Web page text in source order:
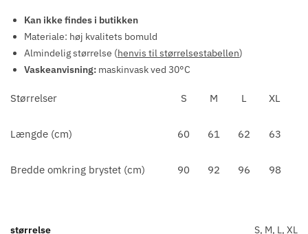
Kan ikke findes i butikken
Materiale: høj kvalitets bomuld
Almindelig størrelse (henvis til størrelsestabellen)
Vaskeanvisning: maskinvask ved 30°C
Størrelser S M L XL
Længde (cm) 60 61 62 63
Bredde omkring brystet (cm) 90 92 96 98
størrelse S, M, L, XL